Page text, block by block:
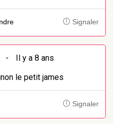
Signaler
-
Il y a 8 ans
le petit james
Signaler